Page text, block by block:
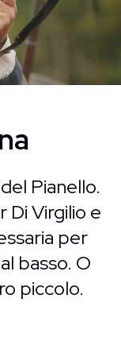
Pianello.
Di Virgilio e
per
basso. O
piccolo.